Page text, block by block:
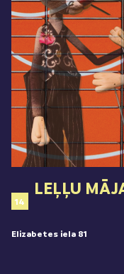
14
LEĻĻU
Elizabetes iela 81